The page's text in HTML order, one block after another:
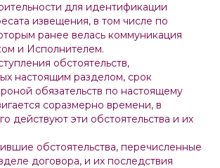
для идентификации
извещения, в том числе по
ранее велась коммуникация
и Исполнителем.
обстоятельств,
настоящим разделом, срок
обязательств по настоящему
соразмерно времени, в
действуют эти обстоятельства и их
обстоятельства, перечисленные
договора, и их последствия